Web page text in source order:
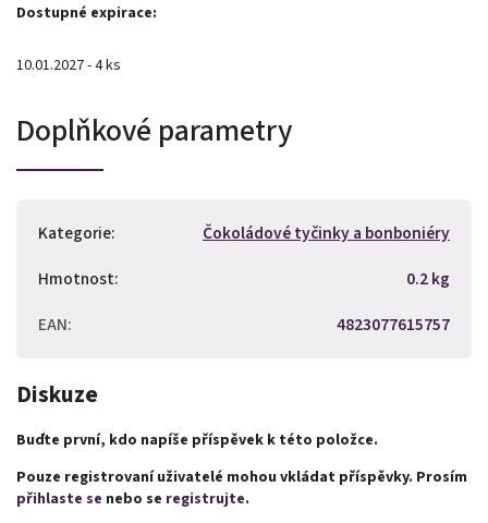
Dostupné expirace:
10.01.2027 - 4 ks
Doplňkové parametry
Kategorie:
Čokoládové tyčinky a bonboniéry
Hmotnost:
0.2 kg
EAN: 4823077615757
Diskuze
Buďte první, kdo napíše příspěvek k této položce.
Pouze registrovaní uživatelé mohou vkládat příspěvky. Prosím
přihlaste se nebo se registrujte.